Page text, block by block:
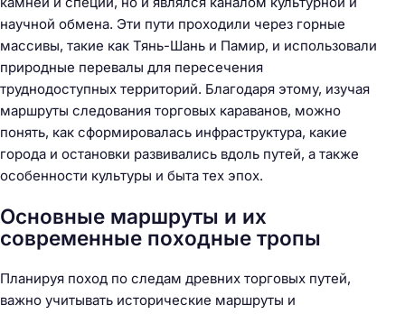
научной обмена. Эти пути проходили через горные
массивы, такие как Тянь-Шань и Памир, и использовали
природные перевалы для пересечения
труднодоступных территорий. Благодаря этому, изучая
маршруты следования торговых караванов, можно
понять, как сформировалась инфраструктура, какие
города и остановки развивались вдоль путей, а также
особенности культуры и быта тех эпох.
Основные маршруты и их
современные походные тропы
Планируя поход по следам древних торговых путей,
важно учитывать исторические маршруты и